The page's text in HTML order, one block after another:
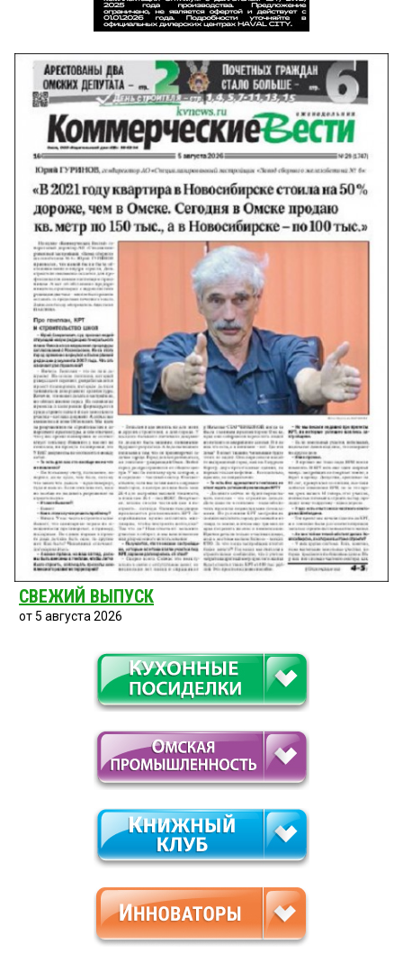
СВЕЖИЙ ВЫПУСК
от 5 августа 2026